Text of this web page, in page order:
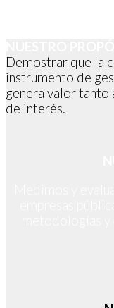
Demostrar que la
instrumento de
genera valor tanto
de interés.